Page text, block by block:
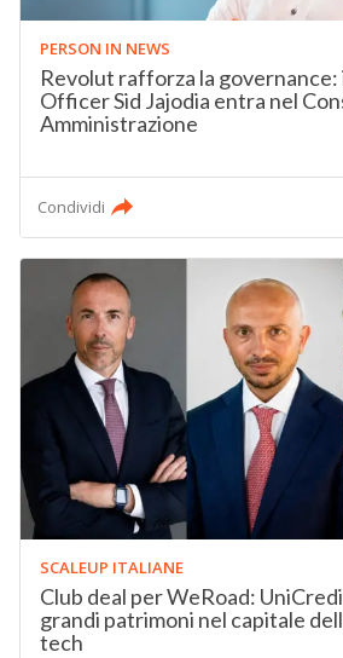
PERSON IN NEWS
Revolut rafforza la
Officer Sid Jajodia entra nel
Amministrazione
Condividi
SCALEUP ITALIANE
Club deal per WeRoad:
grandi patrimoni nel capitale
tech